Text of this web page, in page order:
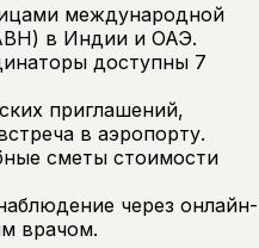
международной
в Индии и ОАЭ.
доступны 7
приглашений,
в аэропорту.
сметы стоимости
через онлайн-
врачом.